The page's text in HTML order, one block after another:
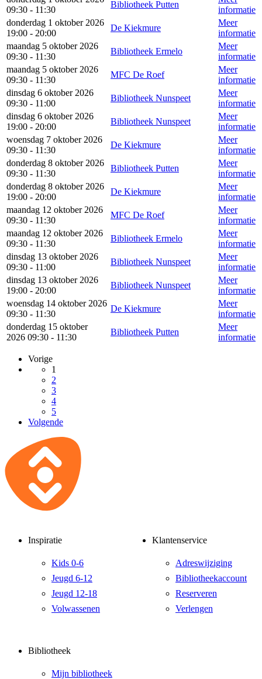
09:30 - 11:30
Bibliotheek Putten
informatie
donderdag 1 oktober 2026
19:00 - 20:00
De Kiekmure
Meer
informatie
maandag 5 oktober 2026
09:30 - 11:30
Bibliotheek Ermelo
Meer
informatie
maandag 5 oktober 2026
09:30 - 11:30
MFC De Roef
Meer
informatie
dinsdag 6 oktober 2026
09:30 - 11:00
Bibliotheek Nunspeet
Meer
informatie
dinsdag 6 oktober 2026
19:00 - 20:00
Bibliotheek Nunspeet
Meer
informatie
woensdag 7 oktober 2026
09:30 - 11:30
De Kiekmure
Meer
informatie
donderdag 8 oktober 2026
09:30 - 11:30
Bibliotheek Putten
Meer
informatie
donderdag 8 oktober 2026
19:00 - 20:00
De Kiekmure
Meer
informatie
maandag 12 oktober 2026
09:30 - 11:30
MFC De Roef
Meer
informatie
maandag 12 oktober 2026
09:30 - 11:30
Bibliotheek Ermelo
Meer
informatie
dinsdag 13 oktober 2026
09:30 - 11:00
Bibliotheek Nunspeet
Meer
informatie
dinsdag 13 oktober 2026
19:00 - 20:00
Bibliotheek Nunspeet
Meer
informatie
woensdag 14 oktober 2026
09:30 - 11:30
De Kiekmure
Meer
informatie
donderdag 15 oktober
2026 09:30 - 11:30
Bibliotheek Putten
Meer
informatie
Vorige
1
2
3
4
5
Volgende
Inspiratie
Kids 0-6
Jeugd 6-12
Jeugd 12-18
Volwassenen
Klantenservice
Adreswijziging
Bibliotheekaccount
Reserveren
Verlengen
Bibliotheek
Mijn bibliotheek